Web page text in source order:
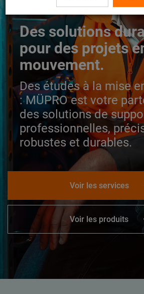
Des solutions
pour des projets
mouvement.
Des études à la mise
:MÜPRO est votre
des solutions de
professionnelles,
robustes et durables.
Voir les services
Voir les produits